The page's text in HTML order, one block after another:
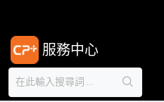
服務中心